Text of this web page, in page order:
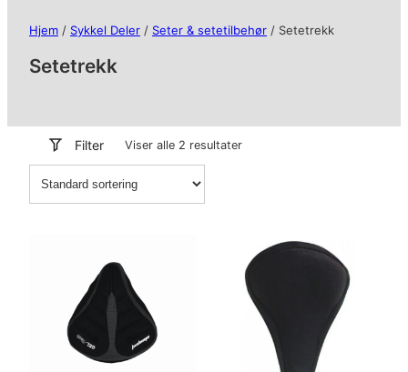
Hjem / Sykkel Deler / Seter & setetilbehør / Setetrekk
Setetrekk
Filter Viser alle 2 resultater